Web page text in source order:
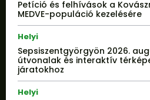
Petíció és felhívások a
MEDVE-populáció kezelésére
Helyi
Sepsiszentgyörgyön 2026.
útvonalak és interaktív
járatokhoz
Helyi